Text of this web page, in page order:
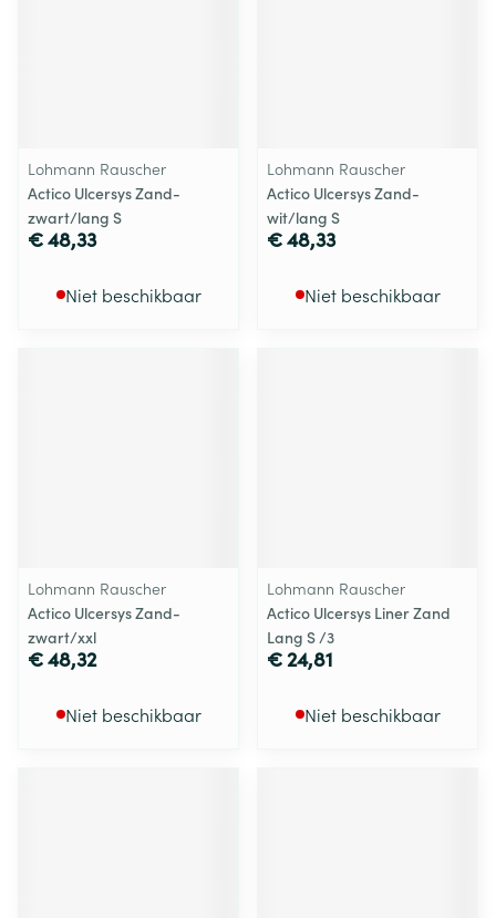
Lohmann Rauscher
Actico Ulcersys Zand-
zwart/lang S
€ 48,33
Niet beschikbaar
Lohmann Rauscher
Actico Ulcersys Zand-
wit/lang S
€ 48,33
Niet beschikbaar
Lohmann Rauscher
Actico Ulcersys Zand-
zwart/xxl
€ 48,32
Niet beschikbaar
Lohmann Rauscher
Actico Ulcersys Liner Zand
Lang S /3
€ 24,81
Niet beschikbaar